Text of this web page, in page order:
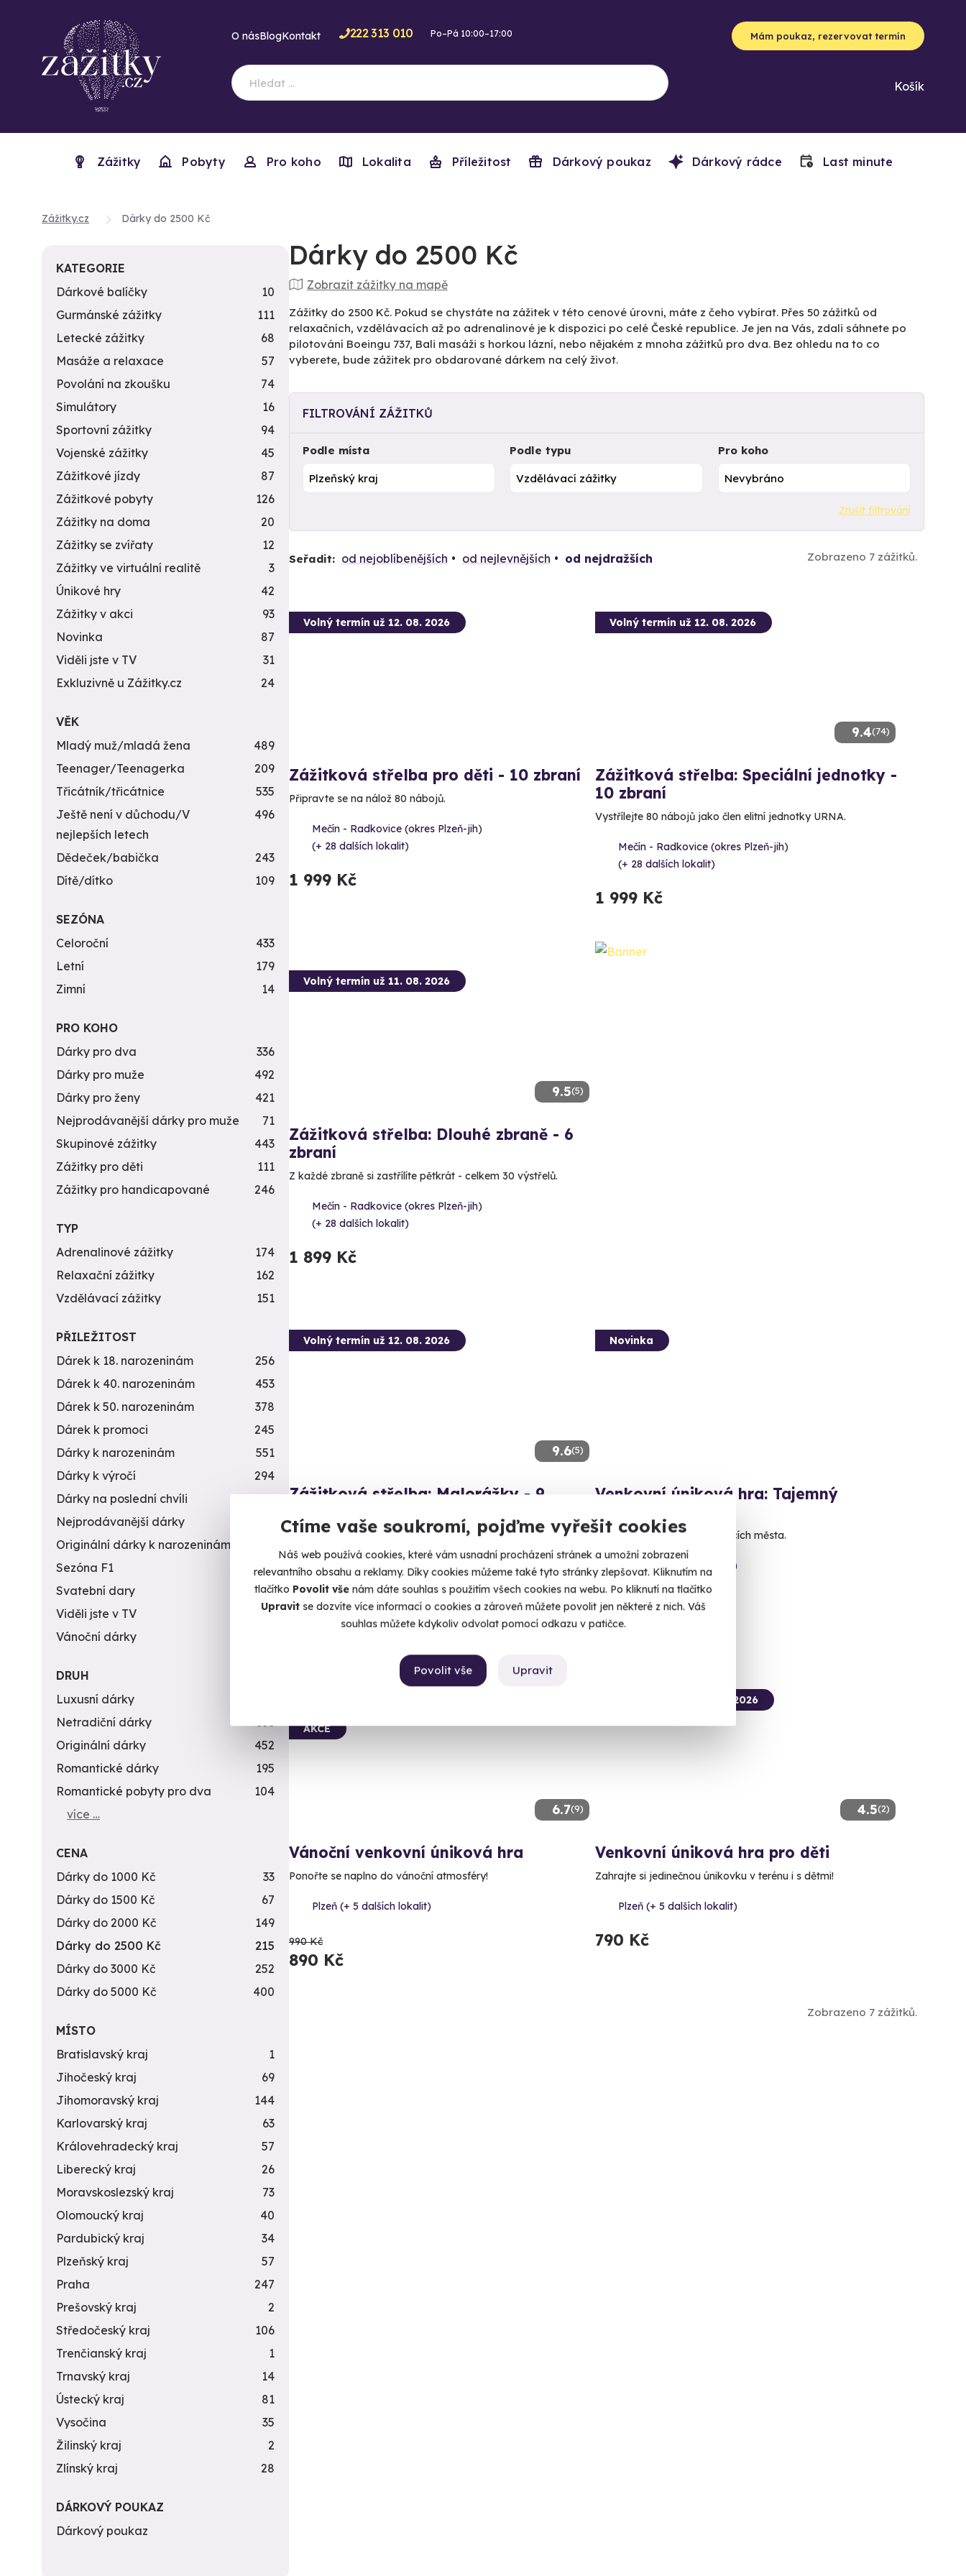
Ctíme vaše soukromí, pojďme vyřešit cookies
Náš web používá cookies, které vám usnadní procházení stránek a umožní zobrazení
relevantního obsahu a reklamy. Díky cookies můžeme také tyto stránky zlepšovat. Kliknutím na
tlačítko Povolit vše nám dáte souhlas s použitím všech cookies na webu. Po kliknutí na tlačítko
Upravitse dozvíte více informací o cookies a zároveň můžete povolit jen některé z nich. Váš
souhlas můžete kdykoliv odvolat pomocí odkazu v patičce.
Upravit
Povolit vše
O násBlogKontakt 222 313 010 Po–Pá 10:00–17:00 Mám poukaz, rezervovat termín
Košík
Zážitky Pobyty Pro koho Lokalita Příležitost Dárkový poukaz Dárkový rádce Last minute
Zážitky.cz Dárky do 2500 Kč
Dárky do 2500 Kč
Zobrazit zážitky na mapě
Zážitky do 2500 Kč. Pokud se chystáte na zážitek v této cenové úrovni, máte z čeho vybírat. Přes 50 zážitků od
relaxačních, vzdělávacích až po adrenalinové je k dispozici po celé České republice. Je jen na Vás, zdali sáhnete po
pilotování Boeingu 737, Bali masáži s horkou lázní, nebo nějakém z mnoha zážitků pro dva. Bez ohledu na to co
vyberete, bude zážitek pro obdarované dárkem na celý život.
FILTROVÁNÍ ZÁŽITKŮ
Podle místa Podle typu Pro koho
Zrušit filtrování
Seřadit: od nejoblíbenějších od nejlevnějších od nejdražších Zobrazeno 7 zážitků.
Volný termín už 12. 08. 2026
Zážitková střelba pro děti - 10 zbraní
Připravte se na nálož 80 nábojů.
Mečín - Radkovice (okres Plzeň-jih)
(+ 28 dalších lokalit)
1 999 Kč
9.4(74)
Volný termín už 12. 08. 2026
Zážitková střelba: Speciální jednotky -
10 zbraní
Vystřílejte 80 nábojů jako člen elitní jednotky URNA.
Mečín - Radkovice (okres Plzeň-jih)
(+ 28 dalších lokalit)
1 999 Kč
9.5(5)
Volný termín už 11. 08. 2026
Zážitková střelba: Dlouhé zbraně - 6
zbraní
Z každé zbraně si zastřílíte pětkrát - celkem 30 výstřelů.
Mečín - Radkovice (okres Plzeň-jih)
(+ 28 dalších lokalit)
1 899 Kč
9.6(5)
Volný termín už 12. 08. 2026
Zážitková střelba: Malorážky - 9
Vystřílíte celkem 72 nábojů!
Mečín - Radkovice (okres Plzeň-jih)
(+ 27 dalších lokalit)
1 799 Kč
Novinka
Venkovní úniková hra: Tajemný
Odhalte pravdu ukrytou v ulicích města.
Plzeň (+ 6 dalších lokalit)
1 190 Kč
6.7(9)
AKCE
Vánoční venkovní úniková hra
Ponořte se naplno do vánoční atmosféry!
Plzeň (+ 5 dalších lokalit)
990 Kč
890 Kč
4.5(2)
Volný termín už 06. 08. 2026
Venkovní úniková hra pro děti
Zahrajte si jedinečnou únikovku v terénu i s dětmi!
Plzeň (+ 5 dalších lokalit)
790 Kč
Zobrazeno 7 zážitků.
KATEGORIE
Dárkové balíčky
10
Gurmánské zážitky
111
Letecké zážitky
68
Masáže a relaxace
57
Povolání na zkoušku
74
Simulátory
16
Sportovní zážitky
94
Vojenské zážitky
45
Zážitkové jízdy
87
Zážitkové pobyty
126
Zážitky na doma
20
Zážitky se zvířaty
12
Zážitky ve virtuální realitě
3
Únikové hry
42
Zážitky v akci
93
Novinka
87
Viděli jste v TV
31
Exkluzivně u Zážitky.cz
24
VĚK
Mladý muž/mladá žena
489
Teenager/Teenagerka
209
Třicátník/třicátnice
535
Ještě není v důchodu/V
nejlepších letech
496
Dědeček/babička
243
Dítě/dítko
109
SEZÓNA
Celoroční
433
Letní
179
Zimní
14
PRO KOHO
Dárky pro dva
336
Dárky pro muže
492
Dárky pro ženy
421
Nejprodávanější dárky pro muže
71
Skupinové zážitky
443
Zážitky pro děti
111
Zážitky pro handicapované
246
TYP
Adrenalinové zážitky
174
Relaxační zážitky
162
Vzdělávací zážitky
151
PŘILEŽITOST
Dárek k 18. narozeninám
256
Dárek k 40. narozeninám
453
Dárek k 50. narozeninám
378
Dárek k promoci
245
Dárky k narozeninám
551
Dárky k výročí
294
Dárky na poslední chvíli
450
Nejprodávanější dárky
Originální dárky k narozeninám
Sezóna F1
4
Svatební dary
196
Viděli jste v TV
31
Vánoční dárky
DRUH
Luxusní dárky
Netradiční dárky
353
Originální dárky
452
Romantické dárky
195
Romantické pobyty pro dva
104
více …
CENA
Dárky do 1000 Kč
33
Dárky do 1500 Kč
67
Dárky do 2000 Kč
149
Dárky do 2500 Kč
215
Dárky do 3000 Kč
252
Dárky do 5000 Kč
400
MÍSTO
Bratislavský kraj
1
Jihočeský kraj
69
Jihomoravský kraj
144
Karlovarský kraj
63
Královehradecký kraj
57
Liberecký kraj
26
Moravskoslezský kraj
73
Olomoucký kraj
40
Pardubický kraj
34
Plzeňský kraj
57
Praha
247
Prešovský kraj
2
Středočeský kraj
106
Trenčianský kraj
1
Trnavský kraj
14
Ústecký kraj
81
Vysočina
35
Žilinský kraj
2
Zlínský kraj
28
DÁRKOVÝ POUKAZ
Dárkový poukaz